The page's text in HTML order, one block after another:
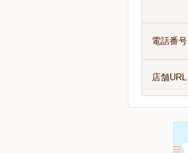
電話番号
店舗URL